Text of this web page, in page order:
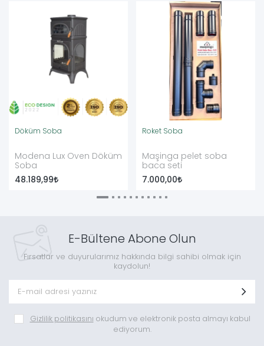
Döküm Soba
Modena Lux Oven Döküm
Soba
48.189,99
Roket Soba
Maşinga pelet soba
baca seti
7.000,00
E-Bültene Abone Olun
Fırsatlar ve duyurularımız hakkında bilgi sahibi olmak için
kaydolun!
Gizlilik politikasını okudum ve elektronik posta almayı kabul
ediyorum.